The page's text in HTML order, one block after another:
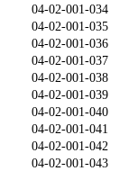
04-02-001-034
04-02-001-035
04-02-001-036
04-02-001-037
04-02-001-038
04-02-001-039
04-02-001-040
04-02-001-041
04-02-001-042
04-02-001-043